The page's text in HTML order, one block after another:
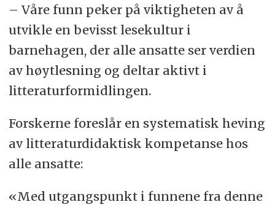
– Våre funn peker på viktigheten av å
utvikle en bevisst lesekultur i
barnehagen, der alle ansatte ser verdien
av høytlesning og deltar aktivt i
litteraturformidlingen.
Forskerne foreslår en systematisk heving
av litteraturdidaktisk kompetanse hos
alle ansatte:
«Med utgangspunkt i funnene fra denne